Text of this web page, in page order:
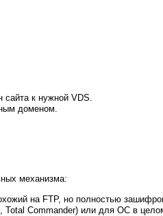
к нужной VDS.
доменом.
механизма:
на FTP, но полностью
Commander) или для ОС в